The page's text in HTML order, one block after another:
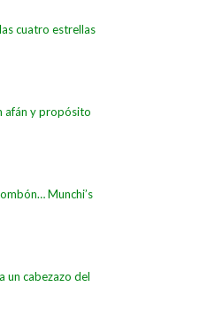
cuatro estrellas
afán y propósito
Munchi’s
un cabezazo del